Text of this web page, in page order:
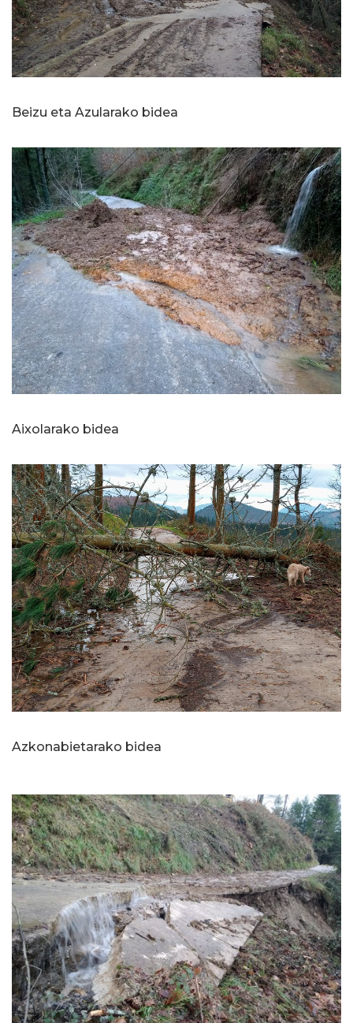
Beizu eta Azularako bidea
Aixolarako bidea
Azkonabietarako bidea